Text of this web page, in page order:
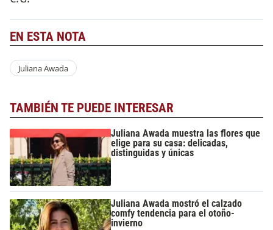
EN ESTA NOTA
Juliana Awada
TAMBIÉN TE PUEDE INTERESAR
Juliana Awada muestra las flores que
elige para su casa: delicadas,
distinguidas y únicas
Juliana Awada mostró el calzado
comfy tendencia para el otoño-
invierno